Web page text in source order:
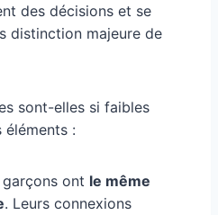
des décisions et se
distinction majeure de
sont-elles si faibles
éléments :
ont le même
. Leurs connexions